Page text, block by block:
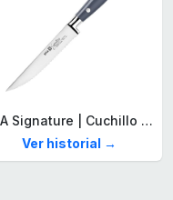
BRA Signature | Cuchillo tomatero 120 mm, Acero Inoxidable alemán forjado con Molibdeno Vanadio, Mango Remachado ABS, Diseño Ergonómico, Hoja 1,6 mm espesor
Ver historial →